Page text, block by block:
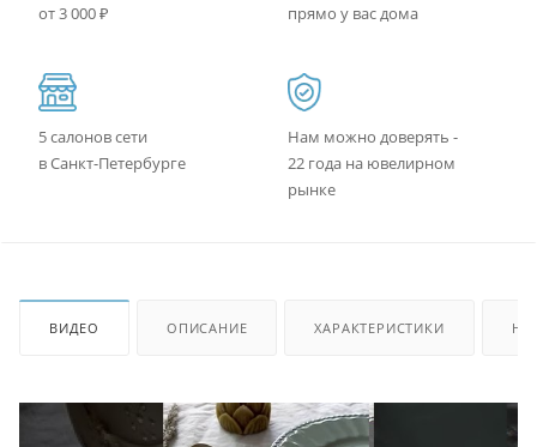
от 3 000 ₽
прямо у вас дома
5 салонов сети
в Санкт-Петербурге
Нам можно доверять -
22 года на ювелирном
рынке
ВИДЕО ОПИСАНИЕ ХАРАКТЕРИСТИКИ